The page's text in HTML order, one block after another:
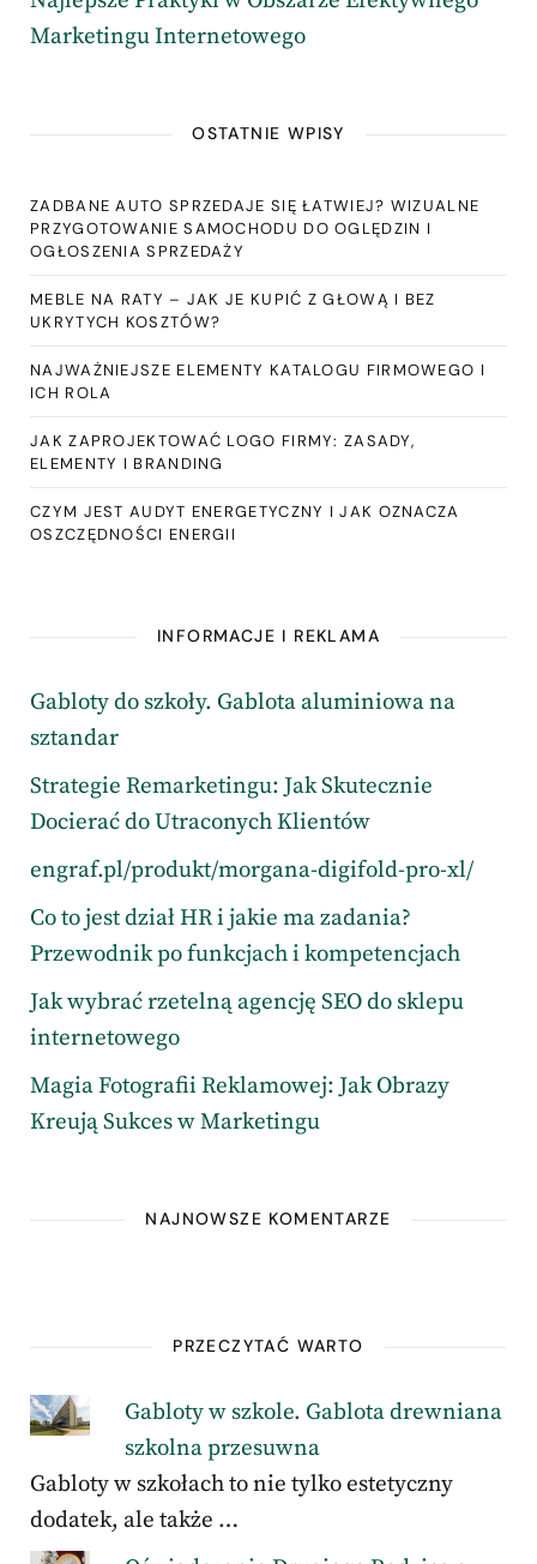
Marketingu Internetowego
OSTATNIE WPISY
ZADBANE AUTO SPRZEDAJE SIĘ ŁATWIEJ? WIZUALNE
PRZYGOTOWANIE SAMOCHODU DO OGLĘDZIN I
OGŁOSZENIA SPRZEDAŻY
MEBLE NA RATY – JAK JE KUPIĆ Z GŁOWĄ I BEZ
UKRYTYCH KOSZTÓW?
NAJWAŻNIEJSZE ELEMENTY KATALOGU FIRMOWEGO I
ICH ROLA
JAK ZAPROJEKTOWAĆ LOGO FIRMY: ZASADY,
ELEMENTY I BRANDING
CZYM JEST AUDYT ENERGETYCZNY I JAK OZNACZA
OSZCZĘDNOŚCI ENERGII
INFORMACJE I REKLAMA
Gabloty do szkoły. Gablota aluminiowa na
sztandar
Strategie Remarketingu: Jak Skutecznie
Docierać do Utraconych Klientów
engraf.pl/produkt/morgana-digifold-pro-xl/
Co to jest dział HR i jakie ma zadania?
Przewodnik po funkcjach i kompetencjach
Jak wybrać rzetelną agencję SEO do sklepu
internetowego
Magia Fotografii Reklamowej: Jak Obrazy
Kreują Sukces w Marketingu
NAJNOWSZE KOMENTARZE
PRZECZYTAĆ WARTO
Gabloty w szkole. Gablota drewniana
szkolna przesuwna
Gabloty w szkołach to nie tylko estetyczny
dodatek, ale także …